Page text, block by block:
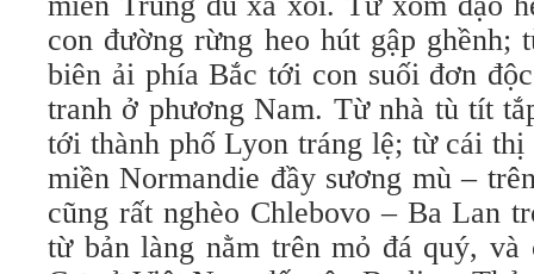
con đường rừng heo hút gập ghềnh;
biên ải phía Bắc tới con suối đơn
tranh ở phương Nam. Từ nhà tù tít
tới thành phố Lyon tráng lệ; từ cái thị
miền Normandie đầy sương mù –
cũng rất nghèo Chlebovo – Ba Lan
từ bản làng nằm trên mỏ đá quý,